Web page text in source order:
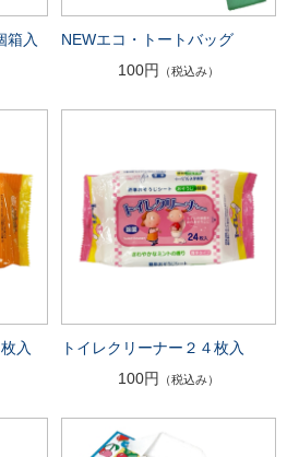
箱入
NEWエコ・トートバッグ
100円
（税込み）
入
トイレクリーナー２４枚入
100円
（税込み）